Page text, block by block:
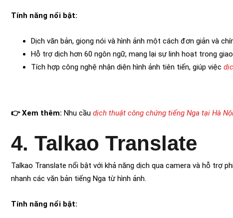
Tính năng nổi bật:
Dịch văn bản, giọng nói và hình ảnh một cách đơn giản và
Hỗ trợ dịch hơn 60 ngôn ngữ, mang lại sự linh hoạt trong
Tích hợp công nghệ nhận diện hình ảnh tiên tiến, giúp việc
👉 Xem thêm: Nhu cầu dịch thuật công chứng tiếng Nga tại Hà
4. Talkao Translate
Talkao Translate nổi bật với khả năng dịch qua camera và hỗ trợ
nhanh các văn bản tiếng Nga từ hình ảnh.
Tính năng nổi bật: